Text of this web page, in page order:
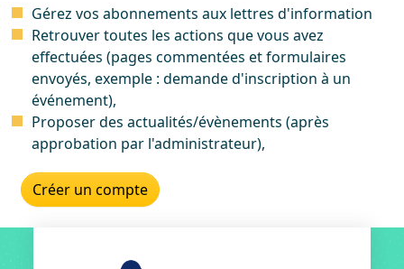
Gérez vos abonnements aux lettres d'information
Retrouver toutes les actions que vous avez
effectuées (pages commentées et formulaires
envoyés, exemple : demande d'inscription à un
événement),
Proposer des actualités/évènements (après
approbation par l'administrateur),
Créer un compte